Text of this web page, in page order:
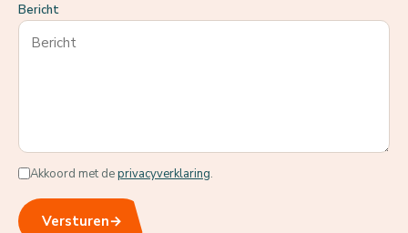
Bericht
Akkoord met deprivacyverklaring.
Versturen→